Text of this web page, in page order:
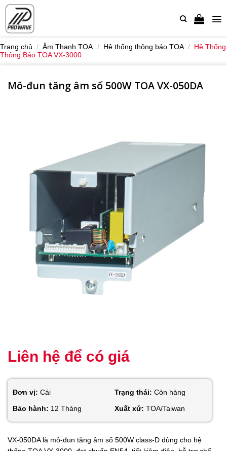
Bỏ
nội
Trang chủ / Âm Thanh TOA / Hệ thống thông báo TOA / Hệ Thống
Thông Báo TOA VX-3000
Mô-đun tăng âm số 500W TOA VX-050DA
Liên hệ để có giá
Đơn vị: Cái Trạng thái: Còn hàng
Bảo hành: 12 Tháng Xuất xứ: TOA/Taiwan
VX-050DA là mô-đun tăng âm số 500W class-D dùng cho hệ